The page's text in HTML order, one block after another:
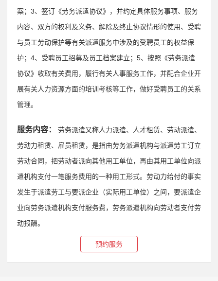
案；3、签订《劳务派遣协议》，并约定具体服务事项、服务
内容、双方的权利及义务、解除及终止协议情形的使用、受聘
与员工劳动保护等有关派遣服务中涉及的受聘员工的权益保
护；4、受聘员工招募及员工档案建立；5、按照《劳务派遣
协议》收取有关费用，履行有关人事服务工作，并配合企业开
展有关人力资源方面的培训考核等工作，做好受聘员工的关系
管理。
服务内容： 劳务派遣又称人力派遣、人才租赁、劳动派遣、
劳动力租赁、雇员租赁，是指由劳务派遣机构与派遣劳工订立
劳动合同，把劳动者派向其他用工单位，再由其用工单位向派
遣机构支付一笔服务费用的一种用工形式。劳动力给付的事实
发生于派遣劳工与要派企业（实际用工单位）之间，要派遣企
业向劳务派遣机构支付服务费，劳务派遣机构向劳动者支付劳
动报酬。
预约服务